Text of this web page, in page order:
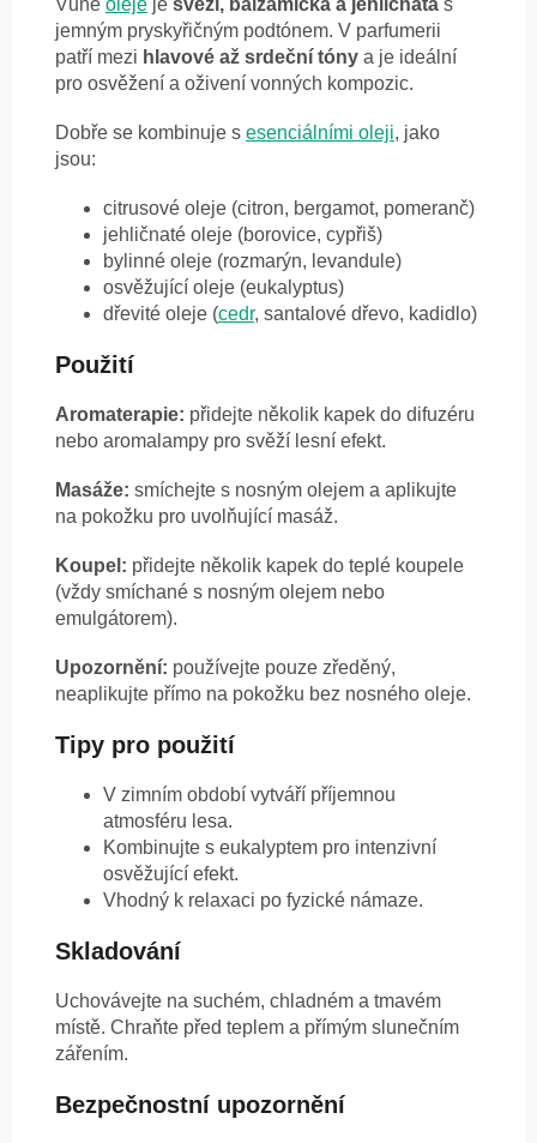
Vůně oleje je svěží, balzamická a jehličnatá s
jemným pryskyřičným podtónem. V parfumerii
patří mezi hlavové až srdeční tóny a je ideální
pro osvěžení a oživení vonných kompozic.
Dobře se kombinuje s esenciálními oleji, jako
jsou:
citrusové oleje (citron, bergamot, pomeranč)
jehličnaté oleje (borovice, cypřiš)
bylinné oleje (rozmarýn, levandule)
osvěžující oleje (eukalyptus)
dřevité oleje (cedr, santalové dřevo, kadidlo)
Použití
Aromaterapie: přidejte několik kapek do difuzéru
nebo aromalampy pro svěží lesní efekt.
Masáže: smíchejte s nosným olejem a aplikujte
na pokožku pro uvolňující masáž.
Koupel: přidejte několik kapek do teplé koupele
(vždy smíchané s nosným olejem nebo
emulgátorem).
Upozornění: používejte pouze zředěný,
neaplikujte přímo na pokožku bez nosného oleje.
Tipy pro použití
V zimním období vytváří příjemnou
atmosféru lesa.
Kombinujte s eukalyptem pro intenzivní
osvěžující efekt.
Vhodný k relaxaci po fyzické námaze.
Skladování
Uchovávejte na suchém, chladném a tmavém
místě. Chraňte před teplem a přímým slunečním
zářením.
Bezpečnostní upozornění